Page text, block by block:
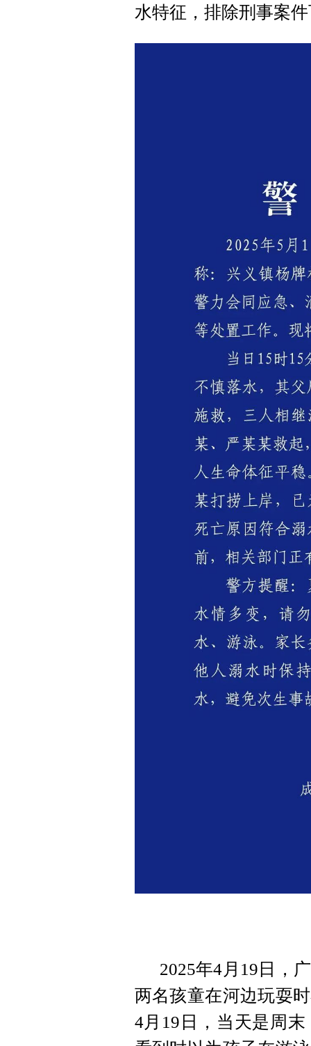
水特征，排除刑事案
2025年4月19日，
两名孩童在河边玩耍
4月19日，当天是周